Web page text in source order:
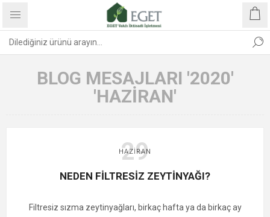
BLOG MESAJLARI '2020'
'HAZIRAN'
29
HAZIRAN
NEDEN FİLTRESİZ ZEYTİNYAĞI?
Filtresiz sızma zeytinyağları, birkaç hafta ya da birkaç ay